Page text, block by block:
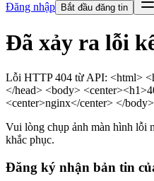
Đăng nhập
Bắt đầu đăng tin
Đã xảy ra lỗi
Lỗi HTTP 404 từ API: <html>
</head> <body>
<center>nginx</center> </
Vui lòng chụp ảnh màn hình lỗi
khắc phục.
Đăng ký nhận bản tin